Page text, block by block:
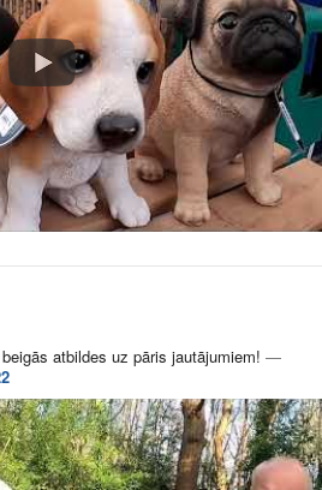
atbildes uz pāris jautājumiem! —